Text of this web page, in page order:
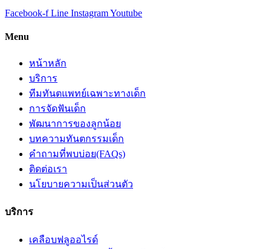
Facebook-f Line InstagramYoutube
Menu
หน้าหลัก
บริการ
ทีมทันตแพทย์เฉพาะทางเด็ก
การจัดฟันเด็ก
พัฒนาการของลูกน้อย
บทความทันตกรรมเด็ก
คำถามที่พบบ่อย(FAQs)
ติดต่อเรา
นโยบายความเป็นส่วนตัว
บริการ
เคลือบฟลูออไรด์